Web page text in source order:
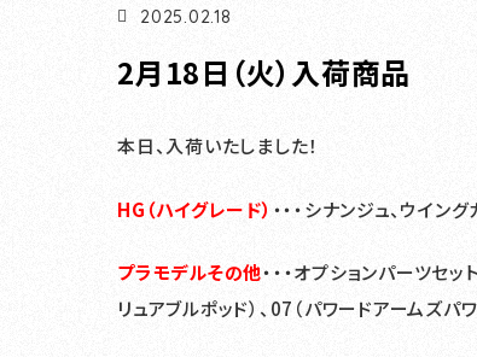
2025.02.18
2月18日（火）入荷商品
本日、入荷いたしました！
HG（ハイグレード） ・・・シナンジュ、ウイ
プラモデルその他・・・オプションパーツセ
リュアブルポッド）、07（パワードアームズパ